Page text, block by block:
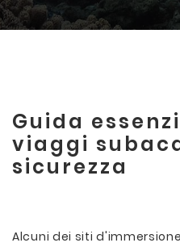
Guida
viaggi
sicurezza
Alcuni dei siti